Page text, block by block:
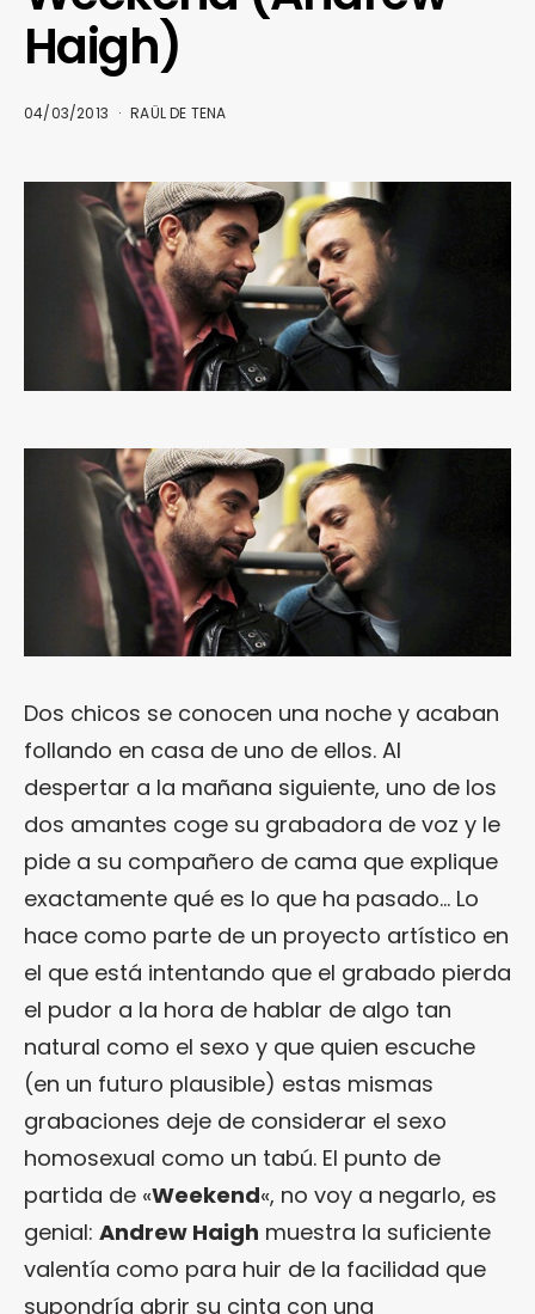
Haigh)
04/03/2013 RAÜL DE TENA
Dos chicos se conocen una noche y acaban
follando en casa de uno de ellos. Al
despertar a la mañana siguiente, uno de los
dos amantes coge su grabadora de voz y le
pide a su compañero de cama que explique
exactamente qué es lo que ha pasado… Lo
hace como parte de un proyecto artístico en
el que está intentando que el grabado pierda
el pudor a la hora de hablar de algo tan
natural como el sexo y que quien escuche
(en un futuro plausible) estas mismas
grabaciones deje de considerar el sexo
homosexual como un tabú. El punto de
partida de «Weekend«, no voy a negarlo, es
genial: Andrew Haigh muestra la suficiente
valentía como para huir de la facilidad que
supondría abrir su cinta con una